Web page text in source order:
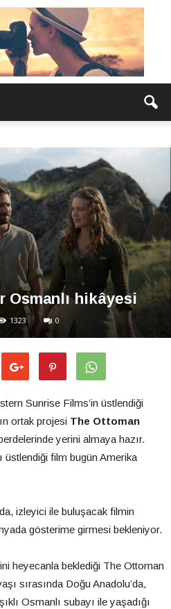
Osmanlı hikâyesi
1323 0
Sunrise Films’in üstlendiği
ortak projesi The Ottoman
yerini almaya hazır.
üstlendiği film bugün Amerika
izleyici ile buluşacak filmin
gösterime girmesi bekleniyor.
heyecanla beklediği The Ottoman
sırasında Doğu Anadolu’da,
Osmanlı subayı ile yaşadığı